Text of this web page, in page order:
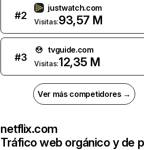
#2
justwatch.com
Visitas:93,57 M
#3
tvguide.com
Visitas:12,35 M
Ver más competidores →
netflix.com
Tráfico web orgánico y de